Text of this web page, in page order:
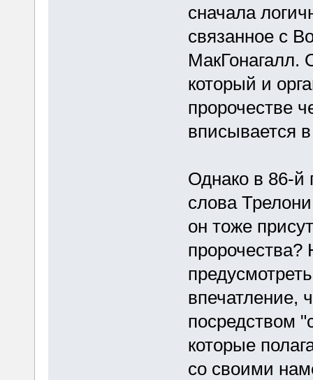
сначала
связанное с
МакГонагалл.
который и
пророчестве
вписывается
Однако в 86-й
слова
он тоже
впечатление,
посредством
которые
со своими